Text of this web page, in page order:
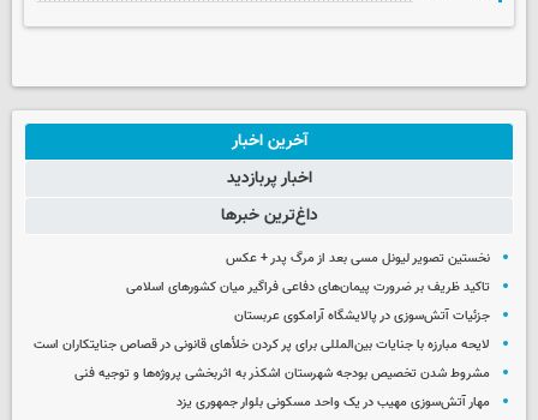
آخرین اخبار
اخبار پربازدید
داغ‌ترین خبرها
نخستین تصویر لیونل مسی بعد از مرگ پدر + عکس
تاکید ظریف بر ضرورت پیمان‌های دفاعی فراگیر میان کشورهای اسلامی
جزئیات آتش‌سوزی در پالایشگاه آرامکوی عربستان
لایحه مبارزه با جنایات بین‌المللی برای پر کردن خلأهای قانونی در قصاص جنایتکاران است
مشروط شدن تخصیص بودجه شهرستان اشکذر به اثربخشی پروژه‌ها و توجیه فنی
مهار آتش‌سوزی مهیب در یک واحد مسکونی بلوار جمهوری یزد